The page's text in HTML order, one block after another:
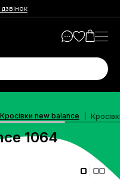
Кросівки new balance
1064